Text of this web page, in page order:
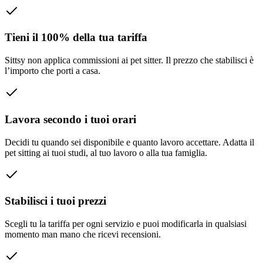
Tieni il 100% della tua tariffa
Sittsy non applica commissioni ai pet sitter. Il prezzo che stabilisci è
l’importo che porti a casa.
Lavora secondo i tuoi orari
Decidi tu quando sei disponibile e quanto lavoro accettare. Adatta il
pet sitting ai tuoi studi, al tuo lavoro o alla tua famiglia.
Stabilisci i tuoi prezzi
Scegli tu la tariffa per ogni servizio e puoi modificarla in qualsiasi
momento man mano che ricevi recensioni.